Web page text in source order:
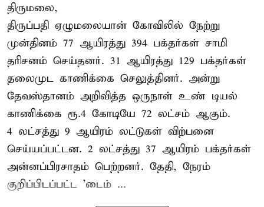
திருமலை,
திருப்பதி ஏழுமலையான் கோவிலில் நேற்று
முன்தினம் 77 ஆயிரத்து 394 பக்தர்கள் சாமி
தரிசனம் செய்தனர். 31 ஆயிரத்து 129 பக்தர்கள்
தலைமுட காணிக்கை செலுத்தினர். அன்று
தேவஸ்தானம் அறிவித்த ஒருநாள் உண் டியல்
காணிக்கை ரூ.4 கோடியே 72 லட்சம் ஆகும்.
4 லட்சத்து 9 ஆயிரம் லட்டுகள் விற்பனை
செய்யப்பட்டன. 2 லட்சத்து 37 ஆயிரம் பக்தர்கள்
அன்னப்பிரசாதம் பெற்றனர். தேதி, நேரம்
குறிப்பிடப்பட்ட 'டைம் ...